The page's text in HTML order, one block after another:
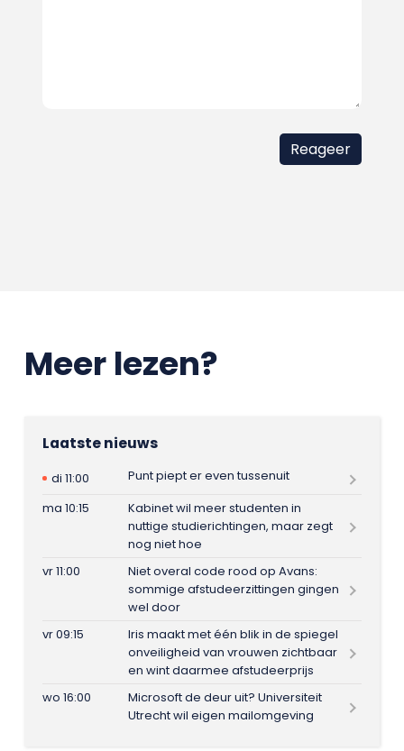
Meer lezen?
Laatste nieuws
di 11:00
Punt piept er even tussenuit
ma 10:15
Kabinet wil meer studenten in
nuttige studierichtingen, maar zegt
nog niet hoe
vr 11:00
Niet overal code rood op Avans:
sommige afstudeerzittingen gingen
wel door
vr 09:15
Iris maakt met één blik in de spiegel
onveiligheid van vrouwen zichtbaar
en wint daarmee afstudeerprijs
wo 16:00
Microsoft de deur uit? Universiteit
Utrecht wil eigen mailomgeving